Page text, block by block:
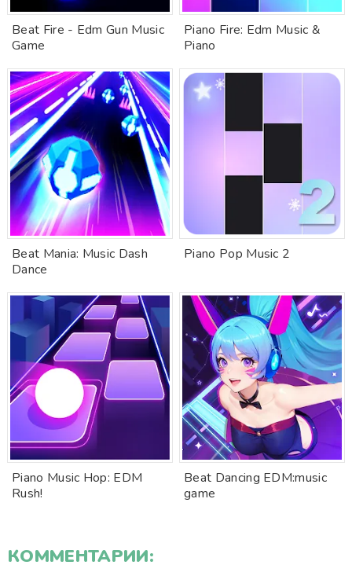
Beat Fire - Edm Gun Music
Game
Piano Fire: Edm Music &
Piano
Beat Mania: Music Dash
Dance
Piano Pop Music 2
Piano Music Hop: EDM
Rush!
Beat Dancing EDM:music
game
КОММЕНТАРИИ: